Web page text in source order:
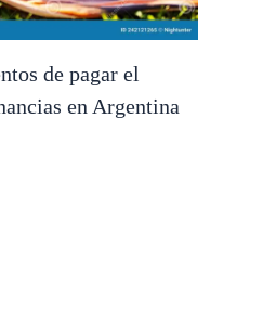
de pagar el
en Argentina